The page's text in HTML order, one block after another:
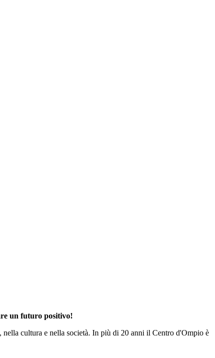
un futuro positivo!
cultura e nella società. In più di 20 anni il Centro d'Ompio è